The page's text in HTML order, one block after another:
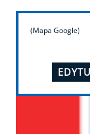
(Mapa Google)